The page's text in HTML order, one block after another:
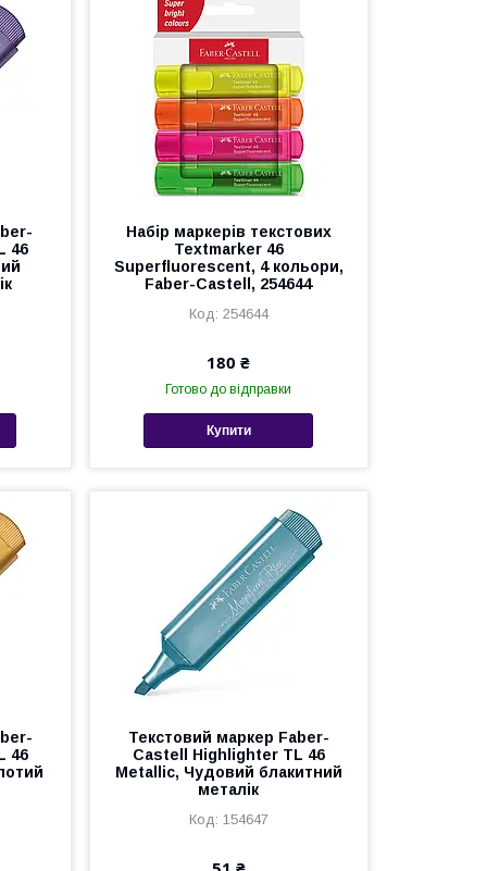
46
Набір маркерів текстових
Textmarker 46
Superfluorescent, 4 кольори,
Faber-Castell, 254644
254644
180 ₴
Готово до відправки
Купити
46
Текстовий маркер Faber-
Castell Highlighter TL 46
Metallic, Чудовий блакитний
металік
154647